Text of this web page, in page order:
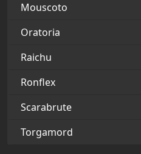
Mouscoto
Oratoria
Raichu
Ronflex
Scarabrute
Torgamord